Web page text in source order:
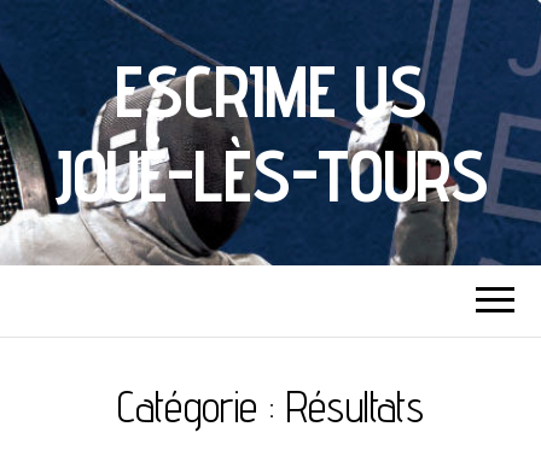
ESCRIME US
JOUÉ-LÈS-TOURS
Catégorie : Résultats